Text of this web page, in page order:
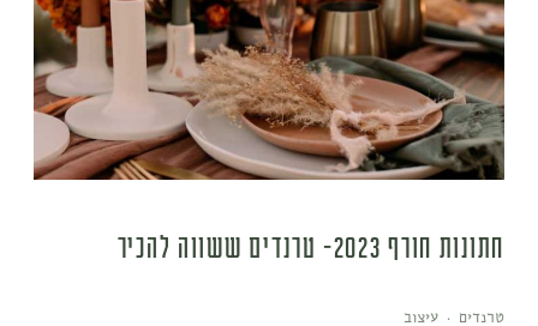
חתונות חורף 2023- טרנדים ששווה להכיר
טרנדים · עיצוב